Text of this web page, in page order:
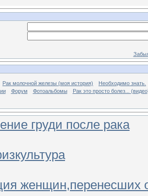
Рак молочной железы (моя история)
Необходимо знать.
Форум Фотоальбомы Рак это просто болез...
груди после рака
женщин,перенесших